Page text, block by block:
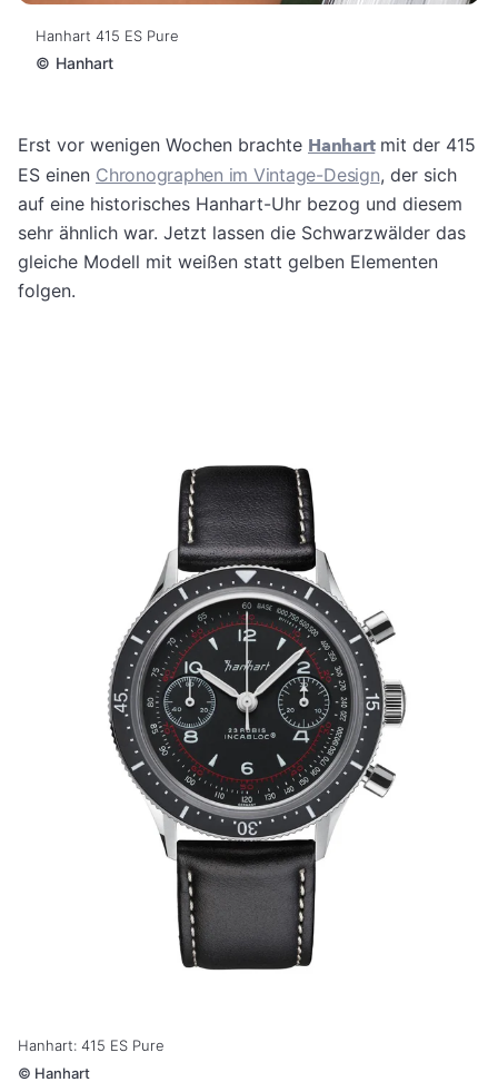
Hanhart 415 ES Pure
© Hanhart
Erst vor wenigen Wochen brachte Hanhartmit der 415
ES einen Chronographen im Vintage-Design, der sich
auf eine historisches Hanhart-Uhr bezog und diesem
sehr ähnlich war. Jetzt lassen die Schwarzwälder das
gleiche Modell mit weißen statt gelben Elementen
folgen.
Hanhart: 415 ES Pure
© Hanhart